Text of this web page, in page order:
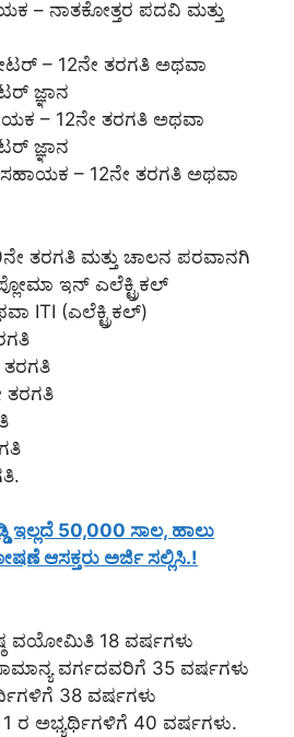
– ನಾತಕೋತ್ತರ ಪದವಿ ಮತ್ತು
– 12ನೇ ತರಗತಿ ಅಥವಾ
ಜ್ಞಾನ
– 12ನೇ ತರಗತಿ ಅಥವಾ
ಜ್ಞಾನ
ಸಹಾಯಕ – 12ನೇ ತರಗತಿ ಅಥವಾ
ತರಗತಿ ಮತ್ತು ಚಾಲನ ಪರವಾನಗಿ
ಇನ್ ಎಲೆಕ್ಟ್ರಿಕಲ್
ITI (ಎಲೆಕ್ಟ್ರಿಕಲ್)
ತರಗತಿ
ತರಗತಿ
ಇಲ್ಲದೆ 50,000 ಸಾಲ, ಹಾಲು
ಆಸಕ್ತರು ಅರ್ಜಿ ಸಲ್ಲಿಸಿ.!
ವಯೋಮಿತಿ 18 ವರ್ಷಗಳು
ವರ್ಗದವರಿಗೆ 35 ವರ್ಷಗಳು
38 ವರ್ಷಗಳು
ರ ಅಭ್ಯರ್ಥಿಗಳಿಗೆ 40 ವರ್ಷಗಳು.